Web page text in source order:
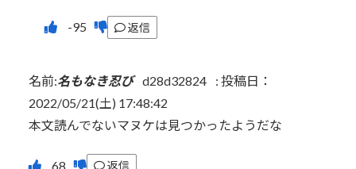
返信
名前:名もなき忍び d28d32824 : 投稿日：
2022/05/21(土) 17:48:42
本文読んでないマヌケは見つかったようだな
返信